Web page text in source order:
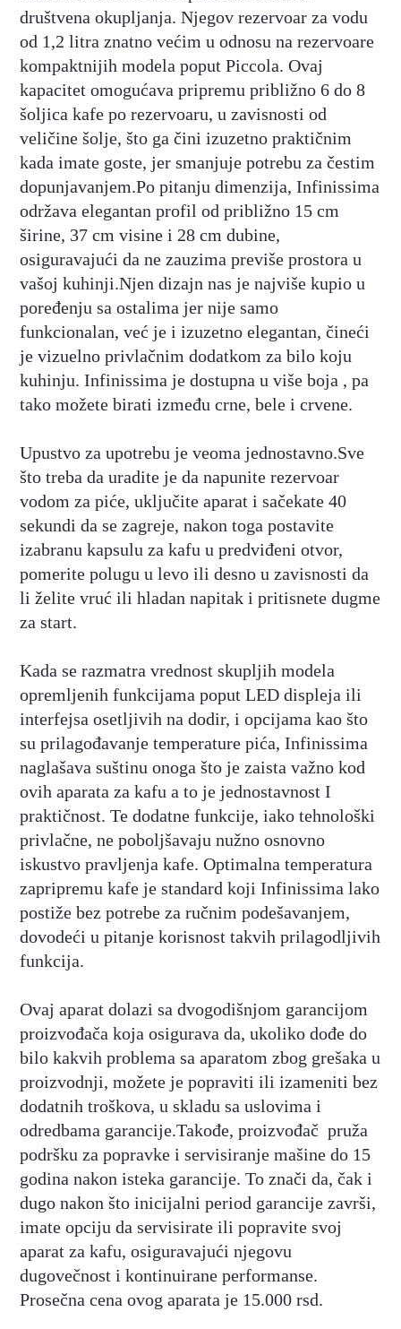
društvena okupljanja. Njegov rezervoar za vodu
od 1,2 litra znatno većim u odnosu na rezervoare
kompaktnijih modela poput Piccola. Ovaj
kapacitet omogućava pripremu približno 6 do 8
šoljica kafe po rezervoaru, u zavisnosti od
veličine šolje, što ga čini izuzetno praktičnim
kada imate goste, jer smanjuje potrebu za čestim
dopunjavanjem.Po pitanju dimenzija, Infinissima
održava elegantan profil od približno 15 cm
širine, 37 cm visine i 28 cm dubine,
osiguravajući da ne zauzima previše prostora u
vašoj kuhinji.Njen dizajn nas je najviše kupio u
poređenju sa ostalima jer nije samo
funkcionalan, već je i izuzetno elegantan, čineći
je vizuelno privlačnim dodatkom za bilo koju
kuhinju. Infinissima je dostupna u više boja , pa
tako možete birati između crne, bele i crvene.
Upustvo za upotrebu je veoma jednostavno.Sve
što treba da uradite je da napunite rezervoar
vodom za piće, uključite aparat i sačekate 40
sekundi da se zagreje, nakon toga postavite
izabranu kapsulu za kafu u predviđeni otvor,
pomerite polugu u levo ili desno u zavisnosti da
li želite vruć ili hladan napitak i pritisnete dugme
za start.
Kada se razmatra vrednost skupljih modela
opremljenih funkcijama poput LED displeja ili
interfejsa osetljivih na dodir, i opcijama kao što
su prilagođavanje temperature pića, Infinissima
naglašava suštinu onoga što je zaista važno kod
ovih aparata za kafu a to je jednostavnost I
praktičnost. Te dodatne funkcije, iako tehnološki
privlačne, ne poboljšavaju nužno osnovno
iskustvo pravljenja kafe. Optimalna temperatura
zapripremu kafe je standard koji Infinissima lako
postiže bez potrebe za ručnim podešavanjem,
dovodeći u pitanje korisnost takvih prilagodljivih
funkcija.
Ovaj aparat dolazi sa dvogodišnjom garancijom
proizvođača koja osigurava da, ukoliko dođe do
bilo kakvih problema sa aparatom zbog grešaka u
proizvodnji, možete je popraviti ili izameniti bez
dodatnih troškova, u skladu sa uslovima i
odredbama garancije.Takođe, proizvođač pruža
podršku za popravke i servisiranje mašine do 15
godina nakon isteka garancije. To znači da, čak i
dugo nakon što inicijalni period garancije završi,
imate opciju da servisirate ili popravite svoj
aparat za kafu, osiguravajući njegovu
dugovečnost i kontinuirane performanse.
Prosečna cena ovog aparata je 15.000 rsd.